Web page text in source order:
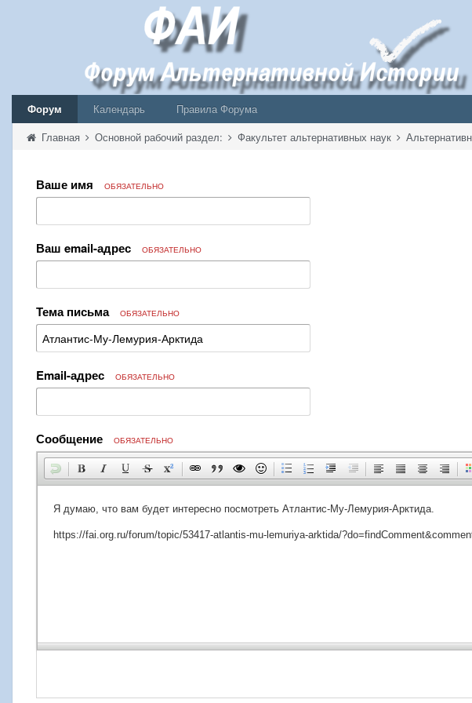
Форум Календарь
Правила Форума
Главная Основной рабочий раздел: Факультет альтернативных наук
Ваше имя ОБЯЗАТЕЛЬНО
Ваш email-адрес ОБЯЗАТЕЛЬНО
Тема письма ОБЯЗАТЕЛЬНО
Email-адрес ОБЯЗАТЕЛЬНО
Сообщение ОБЯЗАТЕЛЬНО